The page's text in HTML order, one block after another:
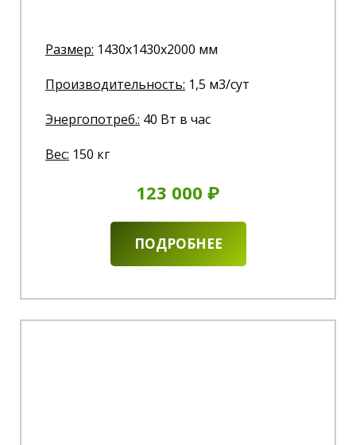
Размер: 1430x1430x2000 мм
Производительность: 1,5 м3/сут
Энергопотреб.: 40 Вт в час
Вес: 150 кг
123 000 ₽
ПОДРОБНЕЕ